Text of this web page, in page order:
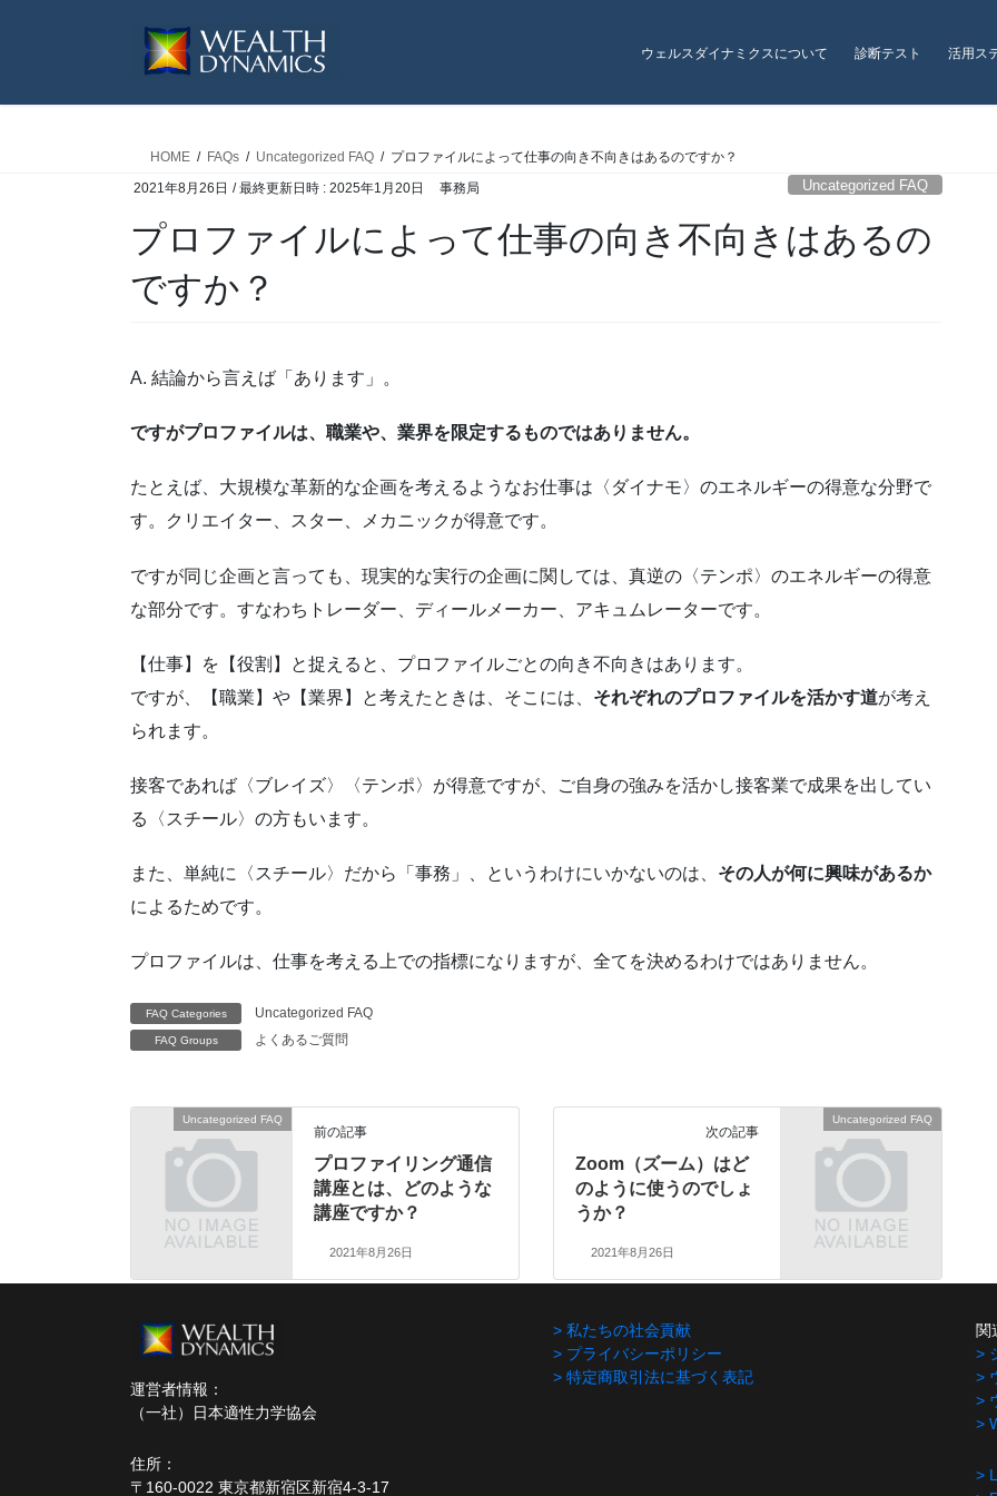
ウェルスダイナミクスについて 診断テスト 活用ス
HOME FAQs Uncategorized FAQ
プロファイルによって仕事の向き不向きはあるのですか？
2021年8月26日 / 最終更新日時 : 2025年1月20日 事務局 Uncategorized FAQ
プロファイルによって仕事の向き不向きはあるの
ですか？
A. 結論から言えば「あります」。
ですがプロファイルは、職業や、業界を限定するものではありません。
たとえば、大規模な革新的な企画を考えるようなお仕事は〈ダイナモ〉のエネルギーの得意な分野で
す。クリエイター、スター、メカニックが得意です。
ですが同じ企画と言っても、現実的な実行の企画に関しては、真逆の〈テンポ〉のエネルギーの得意
な部分です。すなわちトレーダー、ディールメーカー、アキュムレーターです。
【仕事】を【役割】と捉えると、プロファイルごとの向き不向きはあります。
ですが、【職業】や【業界】と考えたときは、そこには、 それぞれのプロファイルを活かす道が考え
られます。
接客であれば〈ブレイズ〉〈テンポ〉が得意ですが、ご自身の強みを活かし接客業で成果を出してい
る〈スチール〉の方もいます。
また、単純に〈スチール〉だから「事務」、というわけにいかないのは、 その人が何に興味があるか
によるためです。
プロファイルは、仕事を考える上での指標になりますが、全てを決めるわけではありません。
FAQ Categories Uncategorized FAQ
FAQ Groups よくあるご質問
Uncategorized FAQ
前の記事
プロファイリング通信
講座とは、どのような
講座ですか？
2021年8月26日
Uncategorized FAQ
次の記事
Zoom（ズーム）はど
のように使うのでしょ
うか？
2021年8月26日
運営者情報：
（一社）日本適性力学協会
住所：
〒160-0022 東京都新宿区新宿4-3-17
> 私たちの社会貢献
> プライバシーポリシー
> 特定商取引法に基づく表記
関
>
>
>
>
>